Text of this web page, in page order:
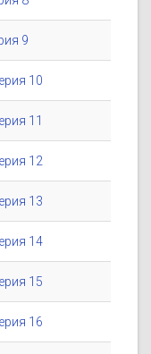
9
10
11
12
13
14
15
16